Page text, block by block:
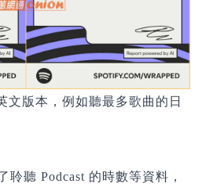
版本，例如聽最多歌曲的日
聆聽 Podcast 的時數等資料，